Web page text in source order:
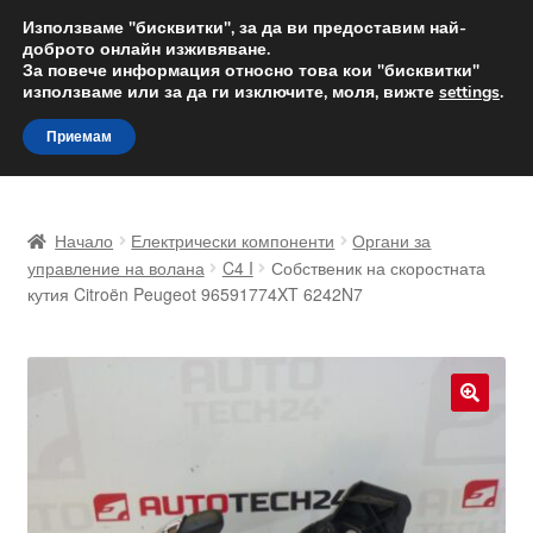
ДОСТАВКА от 12 лв.
Доставка по целия свят
Skip
to
navigation
Skip
to
content
Доставка по целия свят
Контакт
Начало Електрически компоненти
Органи за
управление на волана
C4 I
Собственик на скоростната
кутия Citroën Peugeot 96591774XT 6242N7
Използваме "бисквитки", за да ви предоставим най-
доброто онлайн изживяване.
За повече информация относно това кои "бисквитки"
използваме или за да ги изключите, моля, вижте settings.
Приемам